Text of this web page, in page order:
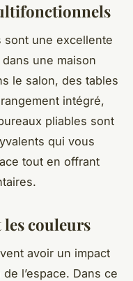
sont une excellente
une maison
le salon, des tables
intégré,
pliables sont
qui vous
tout en offrant
les couleurs
avoir un impact
l’espace. Dans ce